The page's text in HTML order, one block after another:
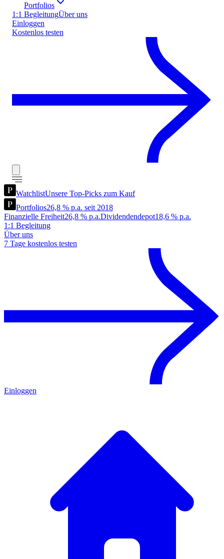
Portfolios
1:1 BegleitungÜber uns
Einloggen
Kostenlos testen
WatchlistUnsere Top-Picks zum Kauf
Portfolios26,8 % p.a. seit 2018
Finanzielle Freiheit26,8 % p.a.Dividendendepot18,6 % p.a.
1:1 Begleitung
Über uns
7 Tage kostenlos testen
Einloggen